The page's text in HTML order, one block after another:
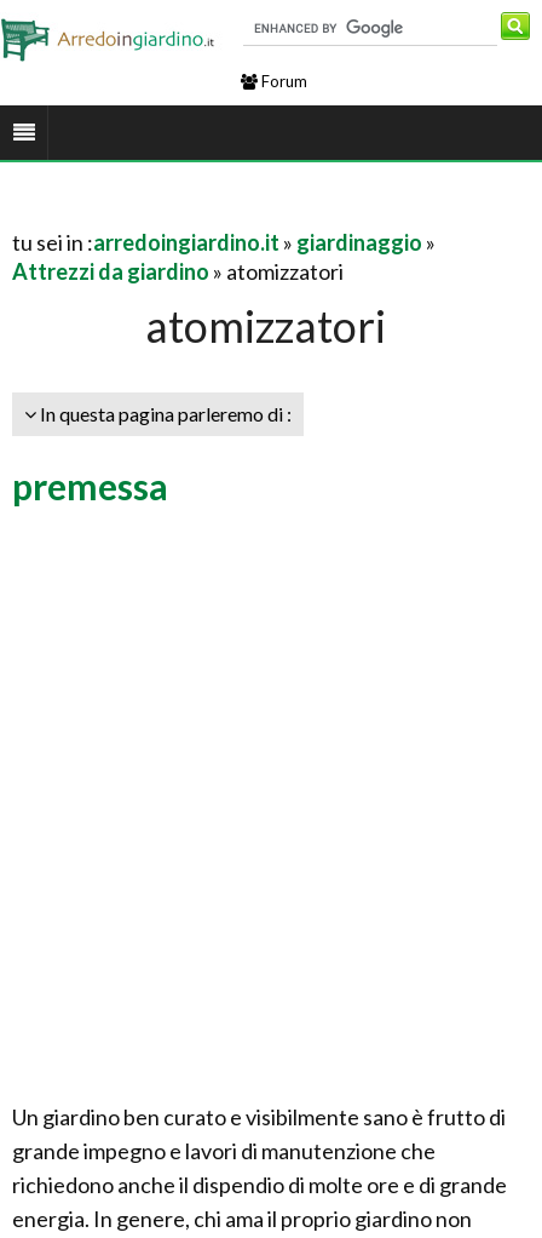
Forum
tu sei in :arredoingiardino.it » giardinaggio »
Attrezzi da giardino » atomizzatori
atomizzatori
In questa pagina parleremo di :
premessa
Un giardino ben curato e visibilmente sano è frutto di
grande impegno e lavori di manutenzione che
richiedono anche il dispendio di molte ore e di grande
energia. In genere, chi ama il proprio giardino non